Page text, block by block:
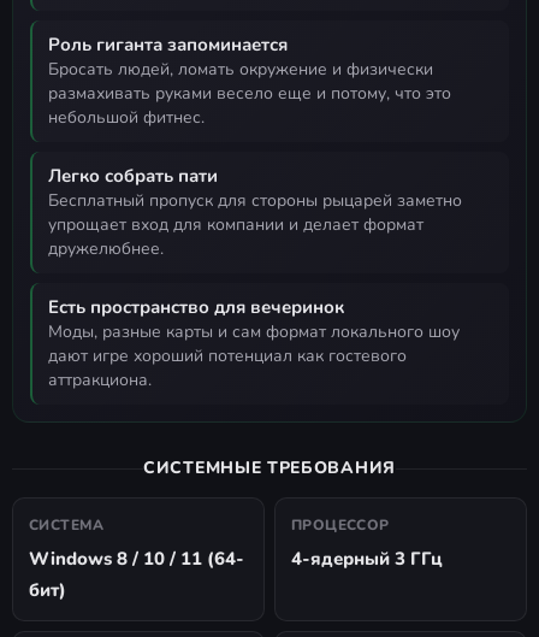
Роль гиганта запоминается
бросать людей, ломать окружение и физически
размахивать руками весело еще и потому, что это
небольшой фитнес.
Легко собрать пати
бесплатный пропуск для стороны рыцарей заметно
упрощает вход для компании и делает формат
дружелюбнее.
Есть пространство для вечеринок
моды, разные карты и сам формат локального шоу
дают игре хороший потенциал как гостевого
аттракциона.
СИСТЕМНЫЕ ТРЕБОВАНИЯ
СИСТЕМА
Windows 8 / 10 / 11 (64-
бит)
ПРОЦЕССОР
4-ядерный 3 ГГц